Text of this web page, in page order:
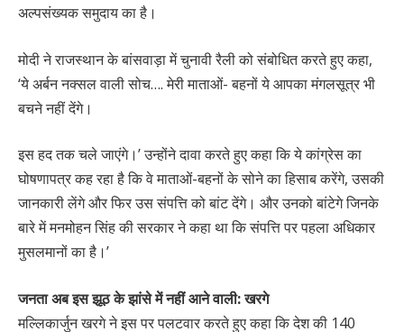
अल्पसंख्यक समुदाय का है।
मोदी ने राजस्थान के बांसवाड़ा में चुनावी रैली को संबोधित करते हुए कहा,
‘ये अर्बन नक्सल वाली सोच…. मेरी माताओं- बहनों ये आपका मंगलसूत्र भी
बचने नहीं देंगे।
इस हद तक चले जाएंगे।’ उन्होंने दावा करते हुए कहा कि ये कांग्रेस का
घोषणापत्र कह रहा है कि वे माताओं-बहनों के सोने का हिसाब करेंगे, उसकी
जानकारी लेंगे और फिर उस संपत्ति को बांट देंगे। और उनको बांटेगे जिनके
बारे में मनमोहन सिंह की सरकार ने कहा था कि संपत्ति पर पहला अधिकार
मुसलमानों का है।’
जनता अब इस झूठ के झांसे में नहीं आने वाली: खरगे
मल्लिकार्जुन खरगे ने इस पर पलटवार करते हुए कहा कि देश की 140